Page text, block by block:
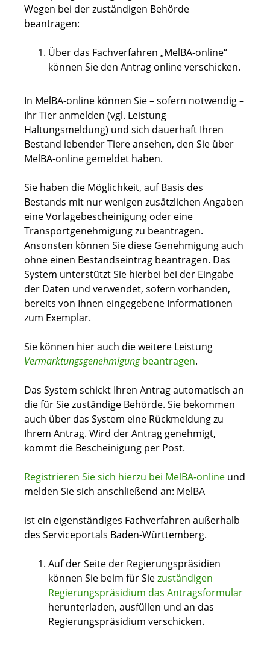
Wegen bei der zuständigen Behörde
beantragen:
Über das Fachverfahren „MelBA-online“
können Sie den Antrag online verschicken.
In MelBA-online können Sie – sofern notwendig –
Ihr Tier anmelden (vgl. Leistung
Haltungsmeldung) und sich dauerhaft Ihren
Bestand lebender Tiere ansehen, den Sie über
MelBA-online gemeldet haben.
Sie haben die Möglichkeit, auf Basis des
Bestands mit nur wenigen zusätzlichen Angaben
eine Vorlagebescheinigung oder eine
Transportgenehmigung zu beantragen.
Ansonsten können Sie diese Genehmigung auch
ohne einen Bestandseintrag beantragen. Das
System unterstützt Sie hierbei bei der Eingabe
der Daten und verwendet, sofern vorhanden,
bereits von Ihnen eingegebene Informationen
zum Exemplar.
Sie können hier auch die weitere Leistung
Vermarktungsgenehmigungbeantragen.
Das System schickt Ihren Antrag automatisch an
die für Sie zuständige Behörde. Sie bekommen
auch über das System eine Rückmeldung zu
Ihrem Antrag. Wird der Antrag genehmigt,
kommt die Bescheinigung per Post.
Registrieren Sie sich hierzu bei MelBA-online und
melden Sie sich anschließend an: MelBA
ist ein eigenständiges Fachverfahren außerhalb
des Serviceportals Baden-Württemberg.
Auf der Seite der Regierungspräsidien
können Sie beim für Siezuständigen
Regierungspräsidium das Antragsformular
herunterladen, ausfüllen und an das
Regierungspräsidium verschicken.